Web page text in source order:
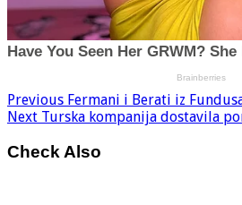
Previous Fermani i Berati iz
Next Turska kompanija dostavila
Check Also